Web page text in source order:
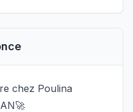
chez Poulina